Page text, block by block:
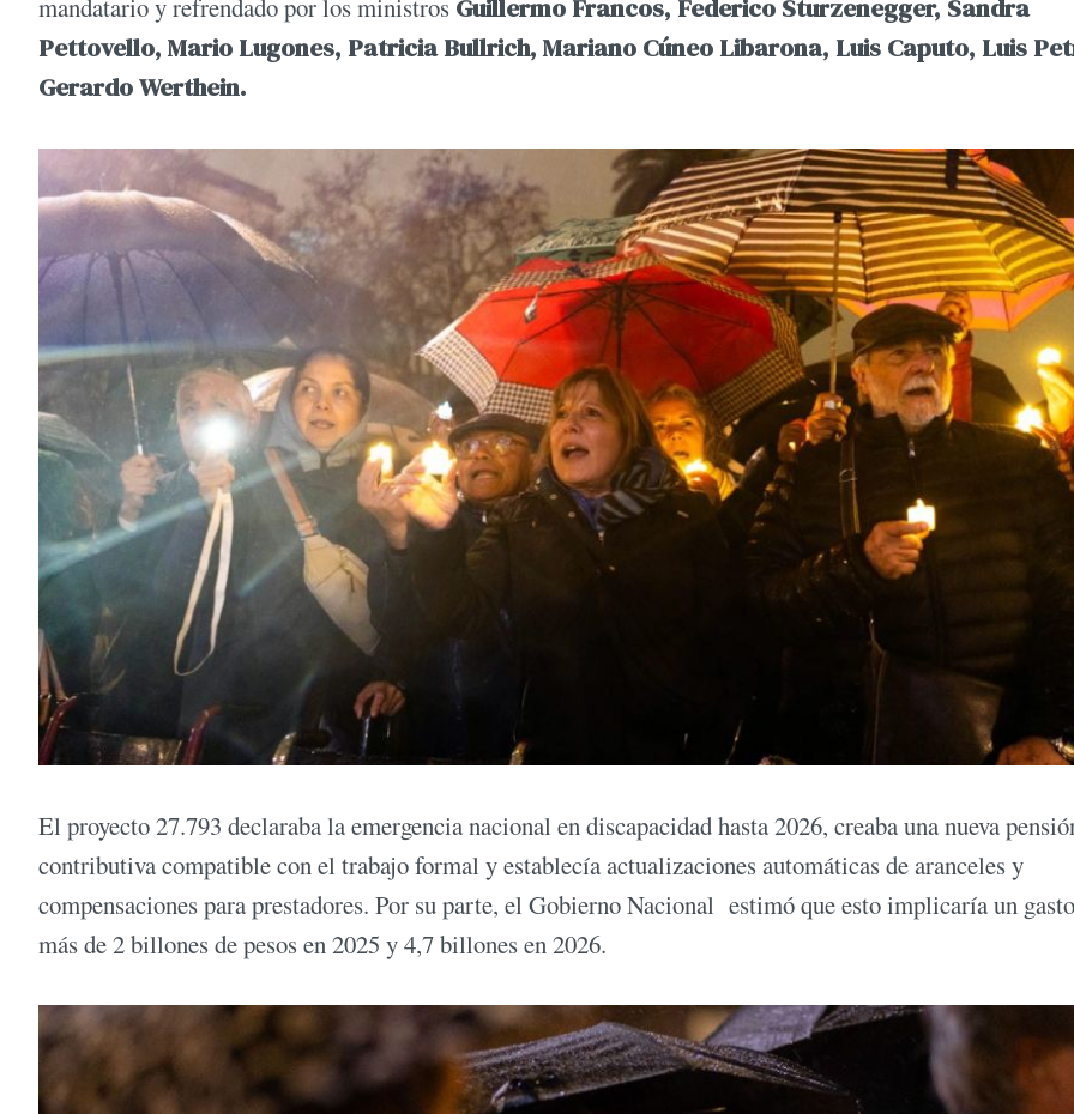
mandatario y refrendado por los ministros Guillermo Francos, Federico Sturzenegger, Sandra
Pettovello, Mario Lugones, Patricia Bullrich, Mariano Cúneo Libarona, Luis Caputo, Luis
Gerardo Werthein.
El proyecto 27.793 declaraba la emergencia nacional en discapacidad hasta 2026, creaba una nueva
contributiva compatible con el trabajo formal y establecía actualizaciones automáticas de aranceles y
compensaciones para prestadores. Por su parte, el Gobierno Nacional estimó que esto implicaría un
más de 2 billones de pesos en 2025 y 4,7 billones en 2026.